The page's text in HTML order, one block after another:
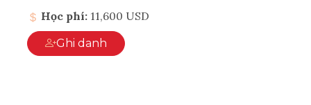
Học phí: 11,600 USD
Ghi danh